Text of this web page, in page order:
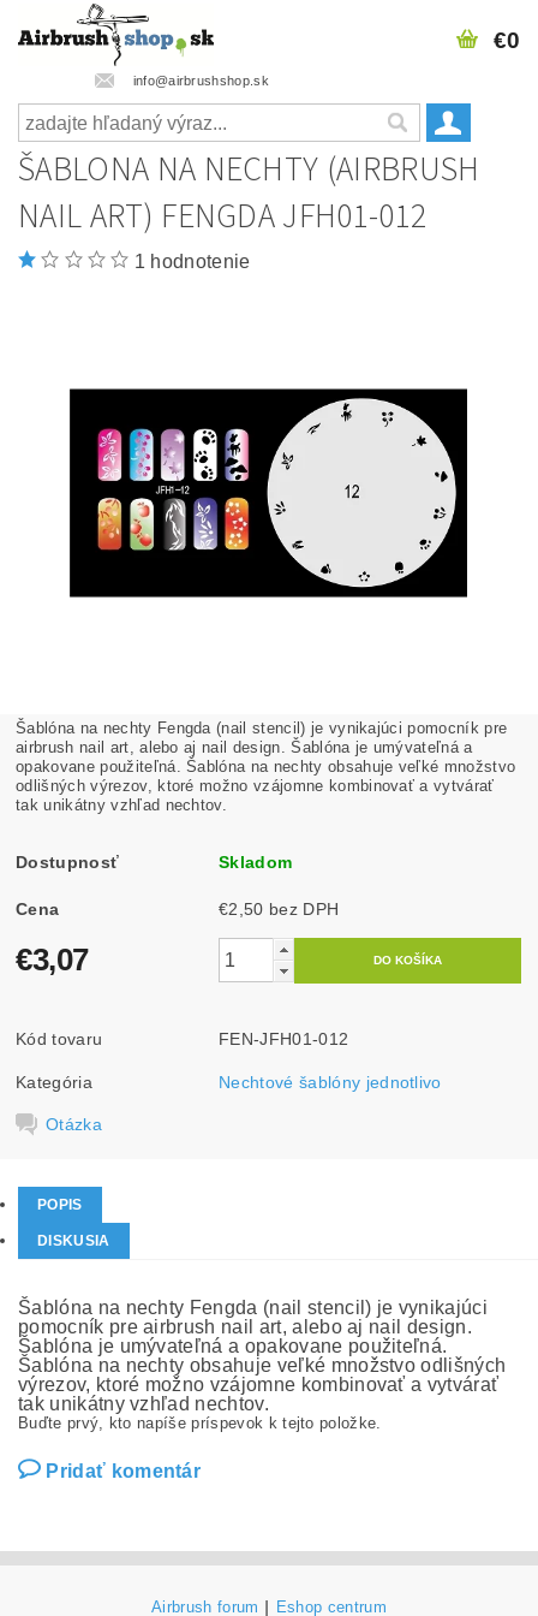
info@airbrushshop.sk
€0
ŠABLONA NA NECHTY (AIRBRUSH
NAIL ART) FENGDA JFH01-012
1 hodnotenie
Šablóna na nechty Fengda (nail stencil) je vynikajúci pomocník pre
airbrush nail art, alebo aj nail design. Šablóna je umývateľná a
opakovane použiteľná. Šablóna na nechty obsahuje veľké množstvo
odlišných výrezov, ktoré možno vzájomne kombinovať a vytvárať
tak unikátny vzhľad nechtov.
Dostupnosť Skladom
Cena €2,50 bez DPH
€3,07
Kód tovaru FEN-JFH01-012
Kategória Nechtové šablóny jednotlivo
Otázka
POPIS
DISKUSIA
Šablóna na nechty Fengda (nail stencil) je vynikajúci
pomocník pre airbrush nail art, alebo aj nail design.
Šablóna je umývateľná a opakovane použiteľná.
Šablóna na nechty obsahuje veľké množstvo odlišných
výrezov, ktoré možno vzájomne kombinovať a vytvárať
tak unikátny vzhľad nechtov.
Buďte prvý, kto napíše príspevok k tejto položke.
Pridať komentár
Airbrush forum Eshop centrum